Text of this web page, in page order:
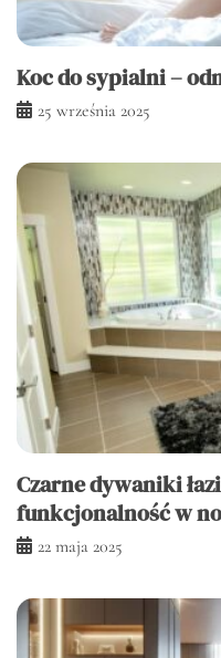
Koc do sypialni –
25 września 2025
Czarne dywaniki
funkcjonalność w
22 maja 2025